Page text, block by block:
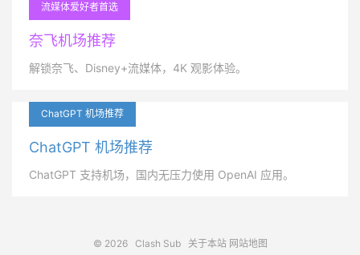
流媒体爱好者首选
奈飞机场推荐
解锁奈飞、Disney+流媒体，4K 观影体验。
ChatGPT 机场推荐
ChatGPT 机场推荐
ChatGPT 支持机场，国内无压力使用 OpenAI 应用。
© 2026 Clash Sub 关于本站 网站地图